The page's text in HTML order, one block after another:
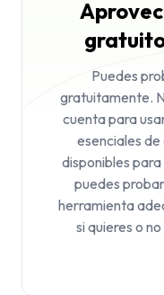
Puedes
gratuitamente.
cuenta para
esenciales
disponibles
puedes
herramienta
si quieres o